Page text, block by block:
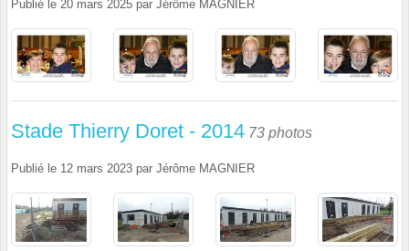
Publié le 20 mars 2025 par Jérôme MAGNIER
Stade Thierry Doret - 2014 73 photos
Publié le 12 mars 2023 par Jérôme MAGNIER